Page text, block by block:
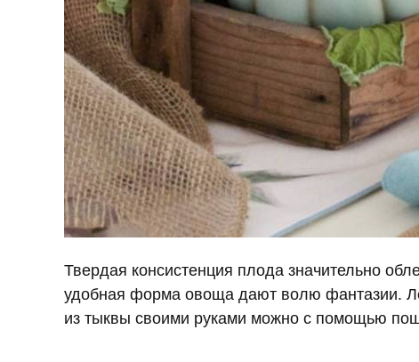
Твердая консистенция плода значительно
удобная форма овоща дают волю фантазии.
из тыквы своими руками можно с помощью